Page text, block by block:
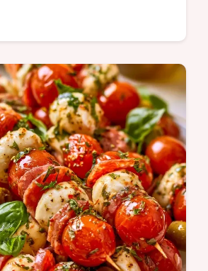
in Ihre Küche. Erfahren
Details zur Zubereitung. In